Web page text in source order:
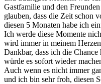
Gastfamilie und den
glauben, dass die Zeit schon
diesen 5 Monaten habe ich
Ich werde diese Momente
wird immer in meinem
Dankbar, dass ich die
würde es sofort wieder
Auch wenn es nicht immer
und ich bin sehr froh, diesen